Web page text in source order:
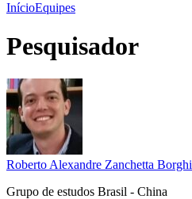
InícioEquipes
Pesquisador
Roberto Alexandre Zanchetta Borghi
Grupo de estudos Brasil - China